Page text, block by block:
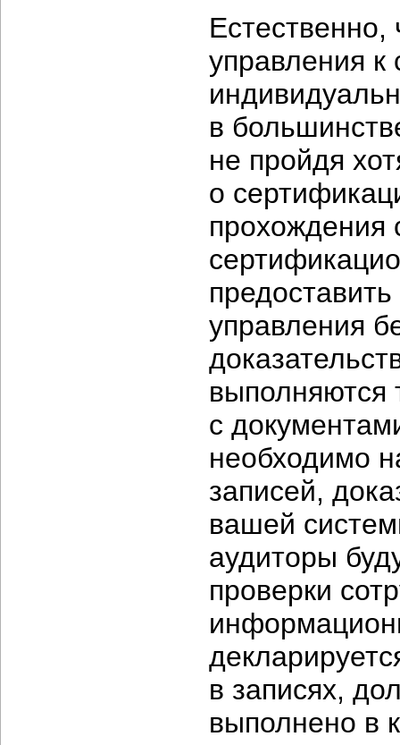
Естественно,
управления к
в
не пройдя
о
прохождения
управления
выполняются
с
необходимо
записей,
вашей
аудиторы
проверки
в записях,
выполнено в